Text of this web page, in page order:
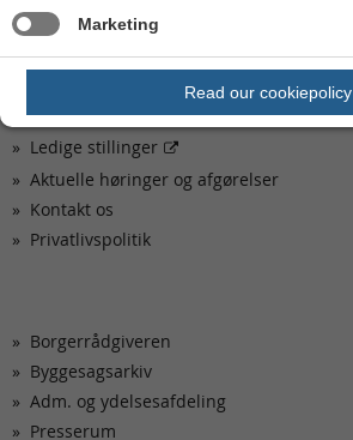
Kom hurtigt til
Ledige stillinger
Aktuelle høringer og afgørelser
Kontakt os
Privatlivspolitik
Borgerrådgiveren
Byggesagsarkiv
Adm. og ydelsesafdeling
Presserum
Marketing
Read our cookiepolicy